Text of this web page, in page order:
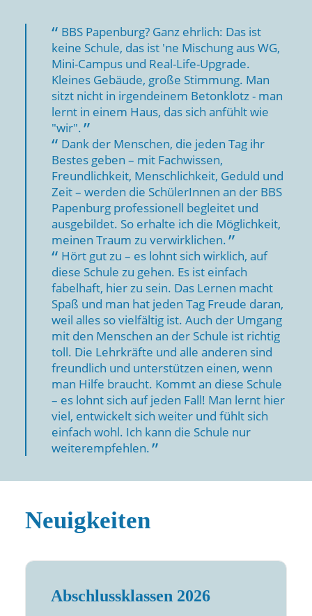
BBS Papenburg? Ganz ehrlich: Das ist
keine Schule, das ist 'ne Mischung aus WG,
Mini-Campus und Real-Life-Upgrade.
Kleines Gebäude, große Stimmung. Man
sitzt nicht in irgendeinem Betonklotz - man
lernt in einem Haus, das sich anfühlt wie
"wir".
Dank der Menschen, die jeden Tag ihr
Bestes geben – mit Fachwissen,
Freundlichkeit, Menschlichkeit, Geduld und
Zeit – werden die SchülerInnen an der BBS
Papenburg professionell begleitet und
ausgebildet. So erhalte ich die Möglichkeit,
meinen Traum zu verwirklichen.
Hört gut zu – es lohnt sich wirklich, auf
diese Schule zu gehen. Es ist einfach
fabelhaft, hier zu sein. Das Lernen macht
Spaß und man hat jeden Tag Freude daran,
weil alles so vielfältig ist. Auch der Umgang
mit den Menschen an der Schule ist richtig
toll. Die Lehrkräfte und alle anderen sind
freundlich und unterstützen einen, wenn
man Hilfe braucht. Kommt an diese Schule
– es lohnt sich auf jeden Fall! Man lernt hier
viel, entwickelt sich weiter und fühlt sich
einfach wohl. Ich kann die Schule nur
weiterempfehlen.
Neuigkeiten
Abschlussklassen 2026